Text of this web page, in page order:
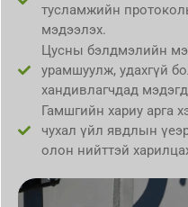
тусламжийн
мэдээлэх.
Цусны бэлдмэлийн
урамшуулж, удахгүй
хандивлагчдад
Гамшгийн хариу арга
чухал үйл явдлын
олон нийттэй